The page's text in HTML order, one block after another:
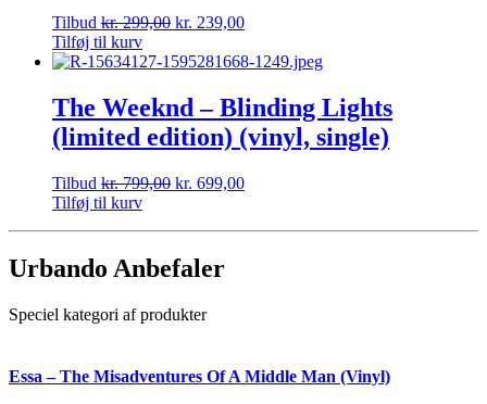
Tilbud kr.299,00 kr. 239,00
Tilføj til kurv
The Weeknd – Blinding Lights
(limited edition) (vinyl, single)
Tilbud kr.799,00 kr. 699,00
Tilføj til kurv
Urbando Anbefaler
Speciel kategori af produkter
Essa – The Misadventures Of A Middle Man (Vinyl)